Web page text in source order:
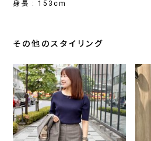
身長 : 153cm
その他のスタイリング